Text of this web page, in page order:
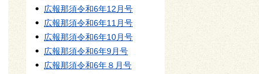
広報那須令和6年12月号
広報那須令和6年11月号
広報那須令和6年10月号
広報那須令和6年9月号
広報那須令和6年８月号